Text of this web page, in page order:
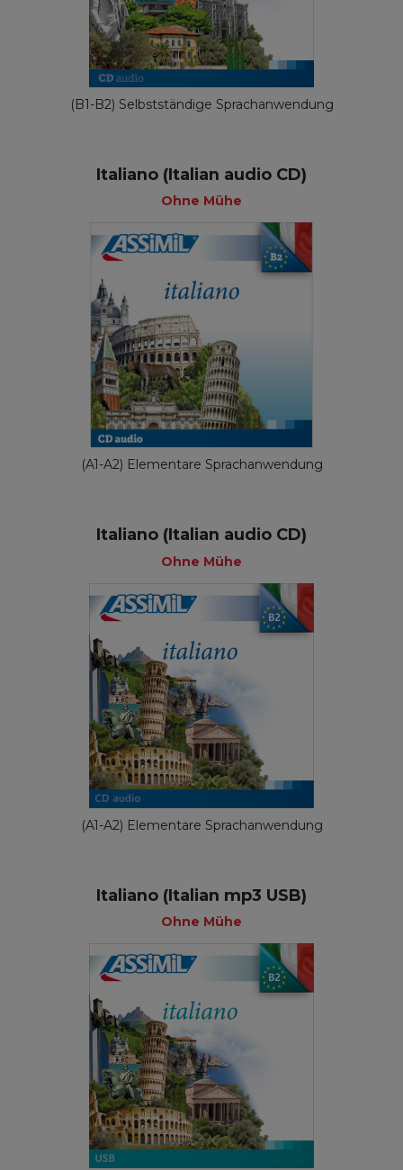
(B1-B2) Selbstständige Sprachanwendung
Italiano (Italian audio CD)
Ohne Mühe
(A1-A2) Elementare Sprachanwendung
Italiano (Italian audio CD)
Ohne Mühe
(A1-A2) Elementare Sprachanwendung
Italiano (Italian mp3 USB)
Ohne Mühe